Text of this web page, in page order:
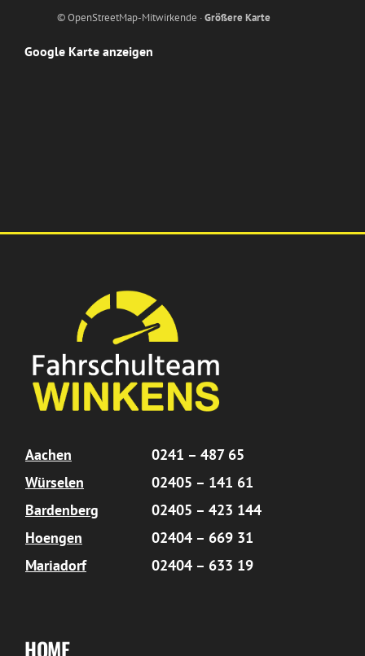
© OpenStreetMap-Mitwirkende ·Größere Karte
Google Karte anzeigen
Aachen
0241 – 487 65
Würselen
02405 – 141 61
Bardenberg
02405 – 423 144
Hoengen
02404 – 669 31
Mariadorf
02404 – 633 19
HOME